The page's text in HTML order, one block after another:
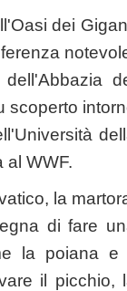
dei
scoperto
al WWF.
la
di fare
la poiana e
il picchio,